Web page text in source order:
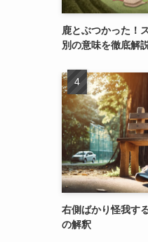
鹿とぶつかった！
別の意味を徹底解
右側ばかり怪我す
の解釈